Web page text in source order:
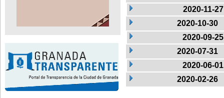
2020-11-27
2020-10-30
2020-09-25
2020-07-31
2020-06-01
2020-02-26